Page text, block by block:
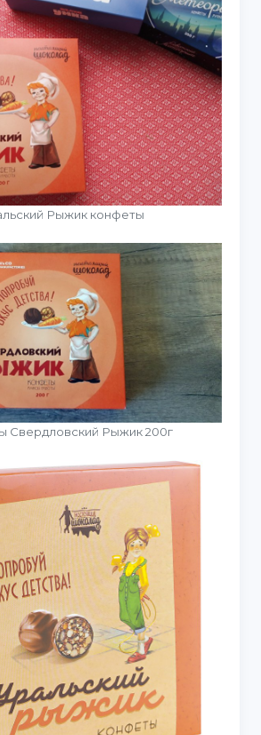
Рыжик конфеты
Свердловский Рыжик 200г